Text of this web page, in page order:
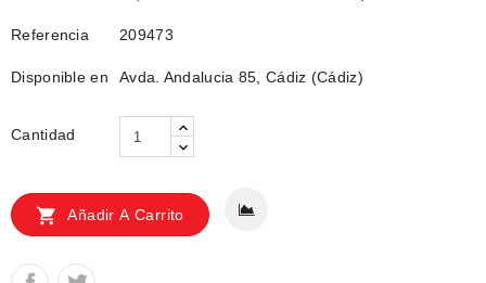
Referencia 209473
Disponible en Avda. Andalucia 85, Cádiz (Cádiz)
Cantidad
 Añadir A Carrito